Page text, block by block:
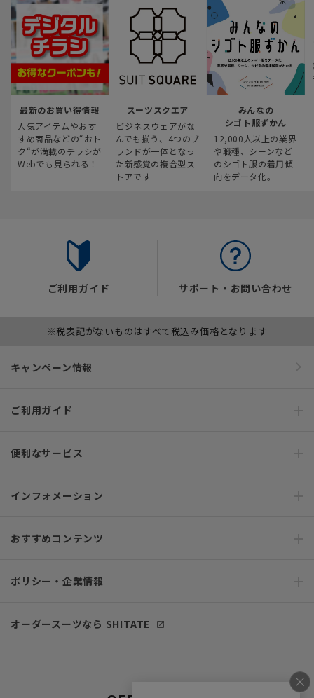
最新のお買い得情報
人気アイテムやおす
すめ商品などの“おト
ク“が満載のチラシが
Webでも見られる！
スーツスクエア
ビジネスウェアがな
んでも揃う、4つのブ
ランドが一体となっ
た新感覚の複合型ス
トアです
みんなの
シゴト服ずかん
12,000人以上の業界
や職種、シーンなど
のシゴト服の着用傾
向をデータ化。
ご利用ガイド サポート・お問い合わせ
※税表記がないものはすべて税込み価格となります
キャンペーン情報
ご利用ガイド
便利なサービス
インフォメーション
おすすめコンテンツ
ポリシー・企業情報
オーダースーツなら SHITATE